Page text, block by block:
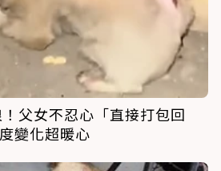
父女不忍心「直接打包回
變化超暖心